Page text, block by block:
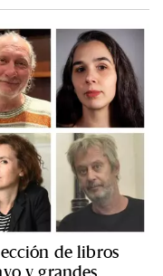
de libros
y grandes